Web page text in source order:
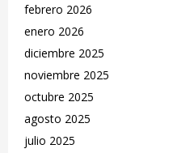
febrero 2026
enero 2026
diciembre 2025
noviembre 2025
octubre 2025
agosto 2025
julio 2025